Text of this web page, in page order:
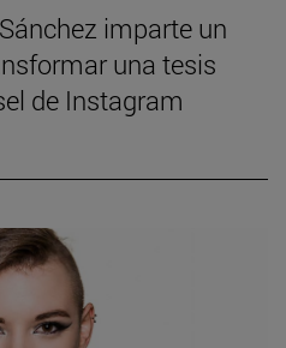
imparte un
una tesis
de Instagram